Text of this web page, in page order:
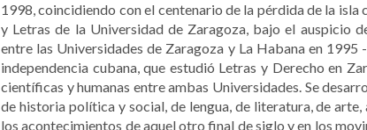
1998, coincidiendo con el centenario de la pérdida de la
y Letras de la Universidad de Zaragoza, bajo el auspicio
entre las Universidades de Zaragoza y La Habana en
independencia cubana, que estudió Letras y Derecho en
científicas y humanas entre ambas Universidades. Se
de historia política y social, de lengua, de literatura, de
los acontecimientos de aquel otro final de siglo y en los